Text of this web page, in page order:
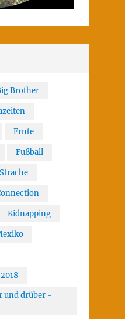
Brother
Ernte
Fußball
Kidnapping
und drüber -